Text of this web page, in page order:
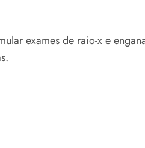
exames de raio-x e